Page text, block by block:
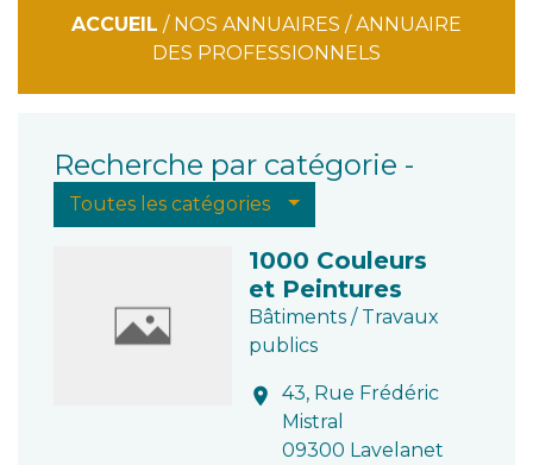
ACCUEIL / NOS ANNUAIRES /ANNUAIRE
DES PROFESSIONNELS
Recherche par catégorie -
Toutes les catégories
1000 Couleurs
et Peintures
Bâtiments / Travaux
publics
location_on
43, Rue Frédéric
Mistral
09300 Lavelanet